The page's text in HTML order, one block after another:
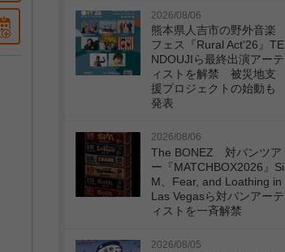
2026/08/06
熊本県人吉市の野外音楽
フェス『Rural Act'26』TE
NDOUJIら最終出演アーテ
ィストを解禁 被災地支
援プロジェクトの始動も
発表
2026/08/06
The BONEZ 対バンツア
ー『MATCHBOX2026』Si
M、Fear, and Loathing in
Las Vegasら対バンアーテ
ィストを一斉解禁
2026/08/05